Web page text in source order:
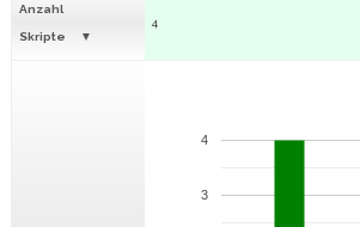
Anzahl
Skripte
4
3
4